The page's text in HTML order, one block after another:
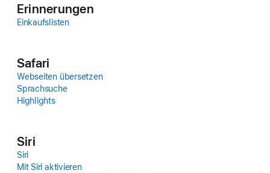
Erin­ne­rungen
Einkaufs­listen
Safari
Web­seiten über­setzen
Sprach­suche
High­lights
Siri
Siri
Mit Siri akti­vieren